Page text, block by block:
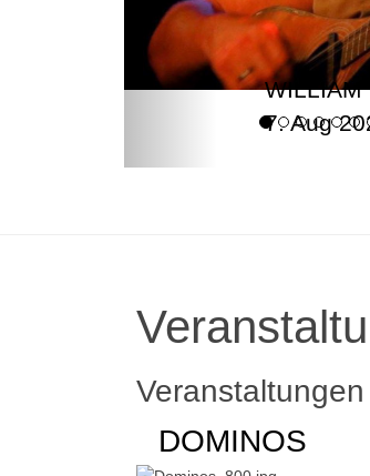
WILLIAM
7. Aug
Veranstaltungen
DOMINOS